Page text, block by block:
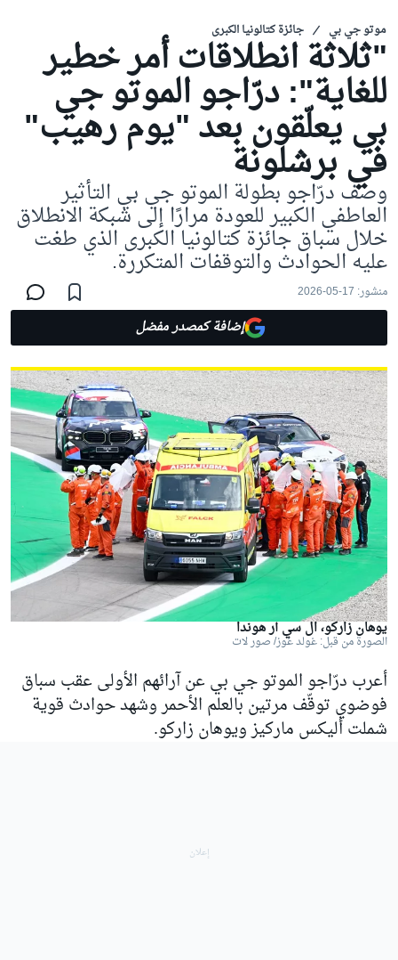
موتو جي بي جائزة كتالونيا الكبرى
"ثلاثة انطلاقات أمر خطير
للغاية": درّاجو الموتو جي
بي يعلّقون بعد "يوم رهيب"
في برشلونة
وصف درّاجو بطولة الموتو جي بي التأثير
العاطفي الكبير للعودة مرارًا إلى شبكة الانطلاق
خلال سباق جائزة كتالونيا الكبرى الذي طغت
عليه الحوادث والتوقفات المتكررة.
منشور: 17-05-2026
إضافة كمصدر مفضل
يوهان زاركو، ال سي آر هوندا
الصورة من قبل: غولد غوز/ صور لات
أعرب درّاجو الموتو جي بي عن آرائهم الأولى عقب سباق
فوضوي توقّف مرتين بالعلم الأحمر وشهد حوادث قوية
شملت أليكس ماركيز ويوهان زاركو.